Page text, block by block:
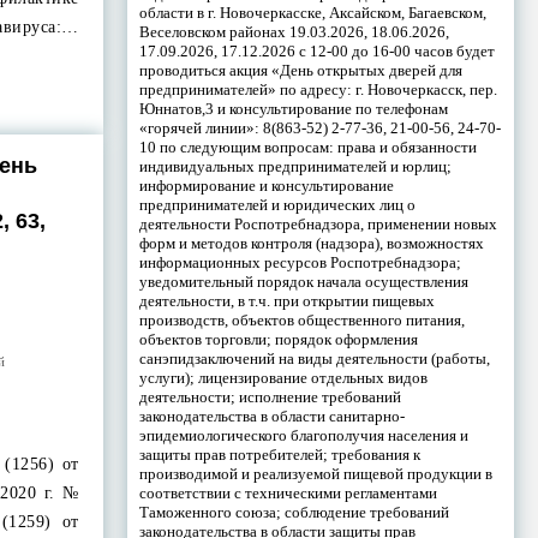
63,
от
г. №
от
области в г. Новочеркасске, Аксайском, Багаевском,
Веселовском районах 19.03.2026, 18.06.2026,
17.09.2026, 17.12.2026 с 12-00 до 16-00 часов будет
проводиться акция «День открытых дверей для
предпринимателей» по адресу: г. Новочеркасск, пер.
Юннатов,3 и консультирование по телефонам
«горячей линии»: 8(863-52) 2-77-36, 21-00-56, 24-70-
10 по следующим вопросам: права и обязанности
индивидуальных предпринимателей и юрлиц;
информирование и консультирование
предпринимателей и юридических лиц о
деятельности Роспотребнадзора, применении новых
форм и методов контроля (надзора), возможностях
информационных ресурсов Роспотребнадзора;
уведомительный порядок начала осуществления
деятельности, в т.ч. при открытии пищевых
производств, объектов общественного питания,
объектов торговли; порядок оформления
санэпидзаключений на виды деятельности (работы,
услуги); лицензирование отдельных видов
деятельности; исполнение требований
законодательства в области санитарно-
эпидемиологического благополучия населения и
защиты прав потребителей; требования к
производимой и реализуемой пищевой продукции в
соответствии с техническими регламентами
Таможенного союза; соблюдение требований
законодательства в области защиты прав